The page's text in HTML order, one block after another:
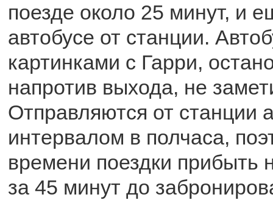
поезде около 25 минут, и
автобусе от станции.
картинками с Гарри,
напротив выхода, не
Отправляются от станции
интервалом в полчаса,
времени поездки прибыть
за 45 минут до